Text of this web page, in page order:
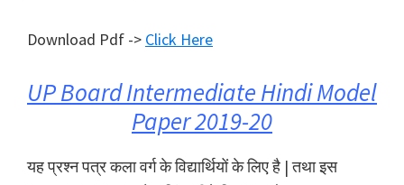
Download Pdf -> Click Here
UP Board Intermediate Hindi Model
Paper 2019-20
यह प्रश्न पत्र कला वर्ग के विद्यार्थियों के लिए है | तथा इस